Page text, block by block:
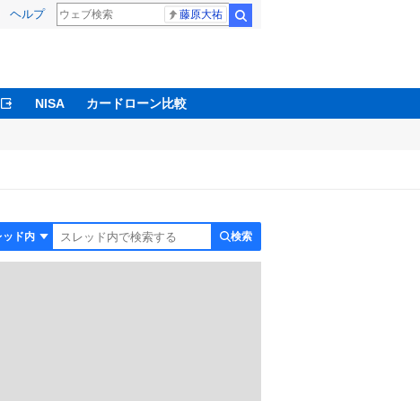
ヘルプ 藤原大祐
NISA カードローン比較
検索